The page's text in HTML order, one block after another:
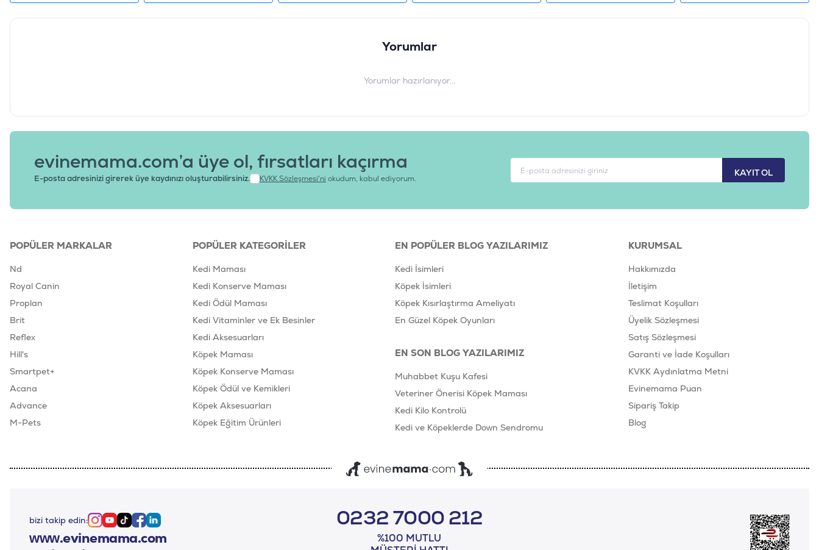
Yorumlar
Yorumlar hazırlanıyor...
KAYIT OL
evinemama.com’a üye ol, fırsatları kaçırma
E-posta adresinizi girerek üye kaydınızı oluşturabilirsiniz. KVKK Sözleşmesi'ni okudum, kabul ediyorum.
POPÜLER MARKALAR
Nd
Royal Canin
Proplan
Brit
Reflex
Hill's
Smartpet+
Acana
Advance
M-Pets
POPÜLER KATEGORILER
Kedi Maması
Kedi Konserve Maması
Kedi Ödül Maması
Kedi Vitaminler ve Ek Besinler
Kedi Aksesuarları
Köpek Maması
Köpek Konserve Maması
Köpek Ödül ve Kemikleri
Köpek Aksesuarları
Köpek Eğitim Ürünleri
EN POPÜLER BLOG YAZILARIMIZ
Kedi İsimleri
Köpek İsimleri
Köpek Kısırlaştırma Ameliyatı
En Güzel Köpek Oyunları
EN SON BLOG YAZILARIMIZ
Muhabbet Kuşu Kafesi
Veteriner Önerisi Köpek Maması
Kedi Kilo Kontrolü
Kedi ve Köpeklerde Down Sendromu
KURUMSAL
Hakkımızda
İletişim
Teslimat Koşulları
Üyelik Sözleşmesi
Satış Sözleşmesi
Garanti ve İade Koşulları
KVKK Aydınlatma Metni
Evinemama Puan
Sipariş Takip
Blog
bizi takip edin: Instagram
Youtube
TiktokFacebook
Linkedin
www.evinemama.com
0232 7000 212
%100 MUTLU